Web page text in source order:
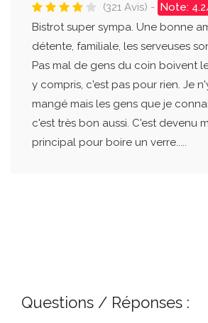
(321 Avis) - Note:
Bistrot super sympa. Une bonne
détente, familiale, les serveuses
Pas mal de gens du coin boivent
y compris, c'est pas pour rien. Je
mangé mais les gens que je
c'est très bon aussi. C'est devenu
principal pour boire un verre.....
Questions / Réponses :